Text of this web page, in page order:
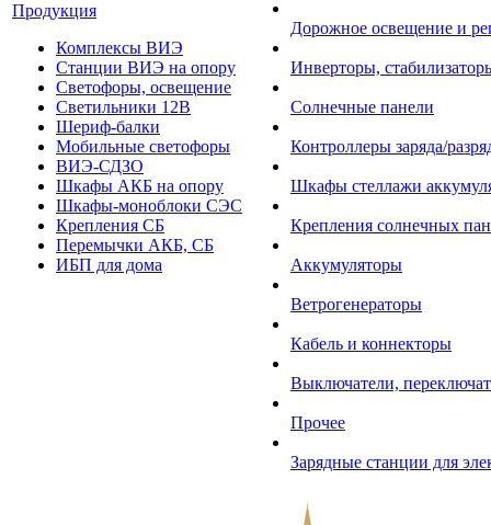
Продукция
Комплексы ВИЭ
Станции ВИЭ на опору
Светофоры, освещение
Светильники 12В
Шериф-балки
Мобильные светофоры
ВИЭ-СДЗО
Шкафы АКБ на опору
Шкафы-моноблоки СЭС
Крепления СБ
Перемычки АКБ, СБ
ИБП для дома
Дорожное освещение и
Инверторы,
Солнечные панели
Контроллеры заряда/
Шкафы стеллажи
Крепления солнечных
Аккумуляторы
Ветрогенераторы
Кабель и коннекторы
Выключатели,
Прочее
Зарядные станции для